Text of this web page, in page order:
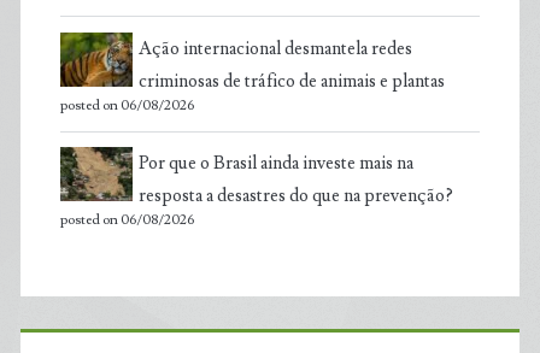
Ação internacional desmantela redes
criminosas de tráfico de animais e plantas
posted on 06/08/2026
Por que o Brasil ainda investe mais na
resposta a desastres do que na prevenção?
posted on 06/08/2026